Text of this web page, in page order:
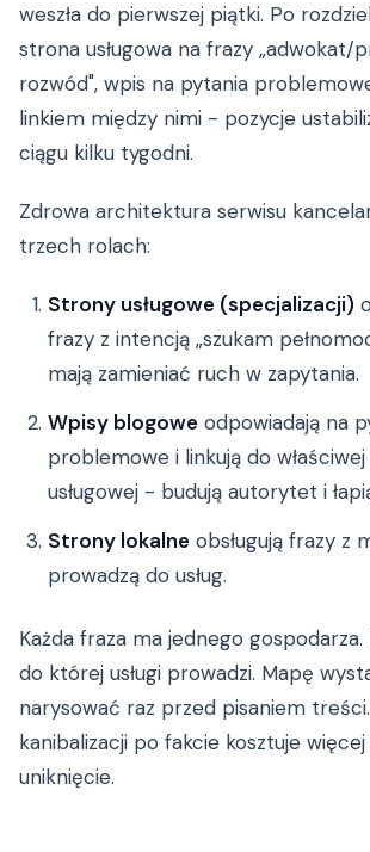
weszła do pierwszej piątki. Po
strona usługowa na frazy „adwokat/
rozwód", wpis na pytania
linkiem między nimi - pozycje
ciągu kilku tygodni.
Zdrowa architektura serwisu
trzech rolach:
Strony usługowe (specjalizacji)
frazy z intencją „szukam
mają zamieniać ruch w zapytania.
Wpisy blogowe odpowiadają na
problemowe i linkują do
usługowej - budują autorytet i
Strony lokalne obsługują frazy z
prowadzą do usług.
Każda fraza ma jednego gospodarza.
do której usługi prowadzi. Mapę
narysować raz przed pisaniem
kanibalizacji po fakcie kosztuje więcej
uniknięcie.